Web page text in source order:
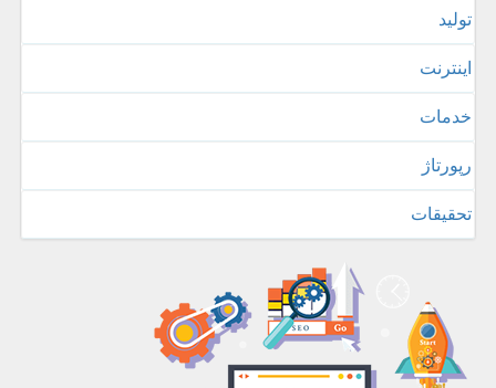
تولید
اینترنت
خدمات
رپورتاژ
تحقیقات